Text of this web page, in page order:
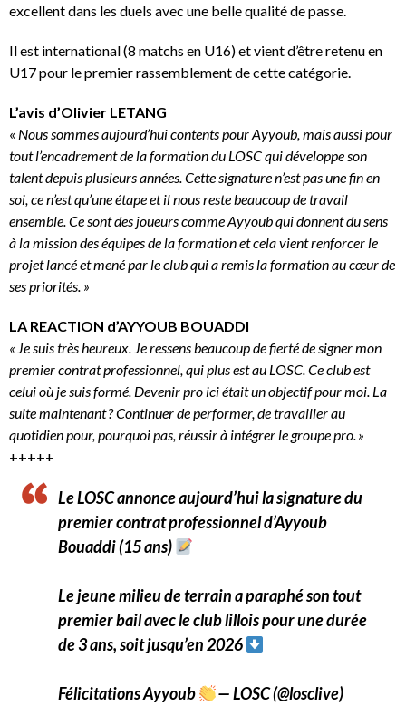
excellent dans les duels avec une belle qualité de passe.
Il est international (8 matchs en U16) et vient d’être retenu en
U17 pour le premier rassemblement de cette catégorie.
L’avis d’Olivier LETANG
« Nous sommes aujourd’hui contents pour Ayyoub, mais aussi pour
tout l’encadrement de la formation du LOSC qui développe son
talent depuis plusieurs années. Cette signature n’est pas une fin en
soi, ce n’est qu’une étape et il nous reste beaucoup de travail
ensemble. Ce sont des joueurs comme Ayyoub qui donnent du sens
à la mission des équipes de la formation et cela vient renforcer le
projet lancé et mené par le club qui a remis la formation au cœur de
ses priorités. »
LA REACTION d’AYYOUB BOUADDI
« Je suis très heureux. Je ressens beaucoup de fierté de signer mon
premier contrat professionnel, qui plus est au LOSC. Ce club est
celui où je suis formé. Devenir pro ici était un objectif pour moi. La
suite maintenant ? Continuer de performer, de travailler au
quotidien pour, pourquoi pas, réussir à intégrer le groupe pro. »
+++++
Le LOSC annonce aujourd’hui la signature du
premier contrat professionnel d’Ayyoub
Bouaddi (15 ans)
Le jeune milieu de terrain a paraphé son tout
premier bail avec le club lillois pour une durée
de 3 ans, soit jusqu’en 2026
Félicitations Ayyoub
— LOSC (@losclive)